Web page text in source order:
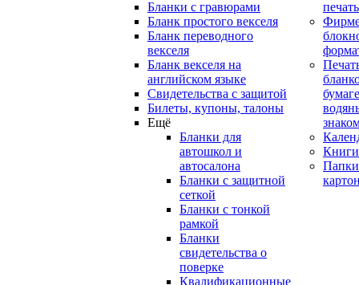
Бланки с гравюрами
Бланк простого векселя
Бланк переводного
векселя
Бланк векселя на
английском языке
Свидетельства с защитой
Билеты, купоны, талоны
Ещё
Бланки для
автошкол и
автосалона
Бланки с защитной
сеткой
Бланки с тонкой
рамкой
Бланки
свидетельства о
поверке
Квалификационные
печать
Книги
Папки